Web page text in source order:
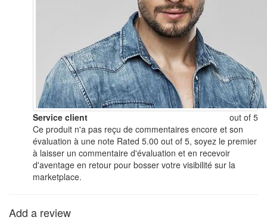
Service client
out of 5
Ce produit n'a pas reçu de commentaires encore et son
évaluation à une note Rated 5.00 out of 5, soyez le premier
à laisser un commentaire d'évaluation et en recevoir
d'aventage en retour pour bosser votre visibilité sur la
marketplace.
Add a review